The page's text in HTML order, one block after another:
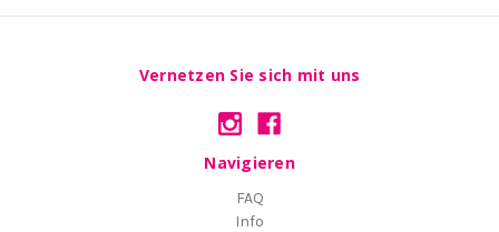
Vernetzen Sie sich mit uns
Navigieren
FAQ
Info